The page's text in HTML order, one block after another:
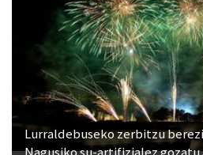
Lurraldebuseko zerbitzu